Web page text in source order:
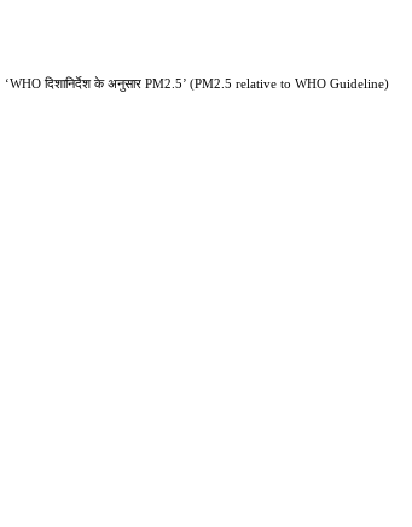
‘WHO दिशानिर्देश के अनुसार PM2.5’ (PM2.5 relative to WHO Guideline)